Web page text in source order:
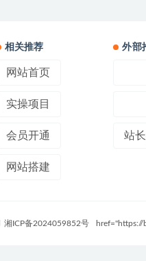
相关推荐
网站首页
实操项目
会员开通
网站搭建
外部
站
湘ICP备2024059852号